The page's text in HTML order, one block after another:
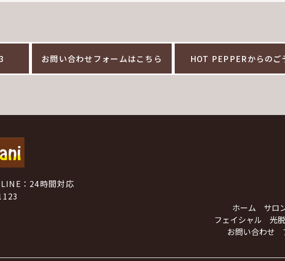
お問い合わせフォームはこちら HOT PEPPERからのご
：24時間対応
ホーム
サロ
フェイシャル
光
お問い合わせ